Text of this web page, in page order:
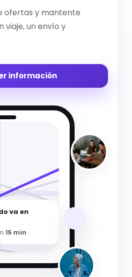
ofertas y mantente
viaje, un envío y
información
va en
15 min